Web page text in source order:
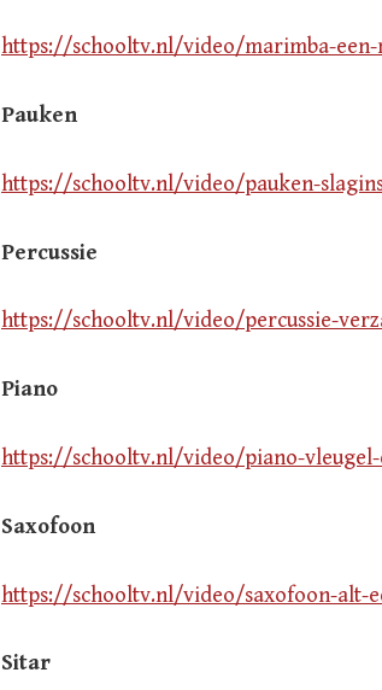
https://schooltv.nl/video/marimba-
Pauken
https://schooltv.nl/video/pauken-
Percussie
https://schooltv.nl/video/percussie-
Piano
https://schooltv.nl/video/piano-
Saxofoon
https://schooltv.nl/video/saxofoon-alt-
Sitar